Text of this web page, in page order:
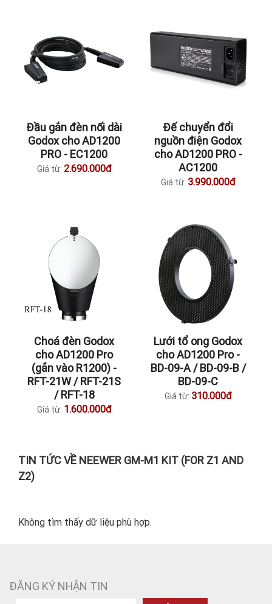
Đầu gắn đèn nối dài
Godox cho AD1200
PRO - EC1200
Giá từ: 2.690.000đ
Đế chuyển đổi
nguồn điện Godox
cho AD1200 PRO -
AC1200
Giá từ: 3.990.000đ
Choá đèn Godox
cho AD1200 Pro
(gắn vào R1200) -
RFT-21W / RFT-21S
/ RFT-18
Giá từ: 1.600.000đ
Lưới tổ ong Godox
cho AD1200 Pro -
BD-09-A / BD-09-B /
BD-09-C
Giá từ: 310.000đ
TIN TỨC VỀ NEEWER GM-M1 KIT (FOR Z1 AND
Z2)
Không tìm thấy dữ liệu phù hợp.
ĐĂNG KÝ NHẬN TIN